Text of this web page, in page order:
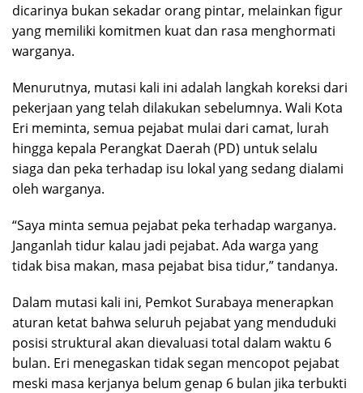
dicarinya bukan sekadar orang pintar, melainkan figur
yang memiliki komitmen kuat dan rasa menghormati
warganya.
Menurutnya, mutasi kali ini adalah langkah koreksi dari
pekerjaan yang telah dilakukan sebelumnya. Wali Kota
Eri meminta, semua pejabat mulai dari camat, lurah
hingga kepala Perangkat Daerah (PD) untuk selalu
siaga dan peka terhadap isu lokal yang sedang dialami
oleh warganya.
“Saya minta semua pejabat peka terhadap warganya.
Janganlah tidur kalau jadi pejabat. Ada warga yang
tidak bisa makan, masa pejabat bisa tidur,” tandanya.
Dalam mutasi kali ini, Pemkot Surabaya menerapkan
aturan ketat bahwa seluruh pejabat yang menduduki
posisi struktural akan dievaluasi total dalam waktu 6
bulan. Eri menegaskan tidak segan mencopot pejabat
meski masa kerjanya belum genap 6 bulan jika terbukti